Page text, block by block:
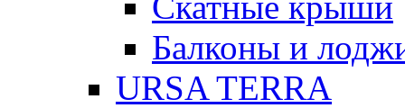
Балконы и
URSA TERRA